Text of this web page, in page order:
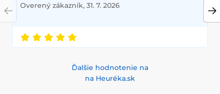
Overený zákazník, 31. 7. 2026
Ďalšie hodnotenie na
na Heuréka.sk